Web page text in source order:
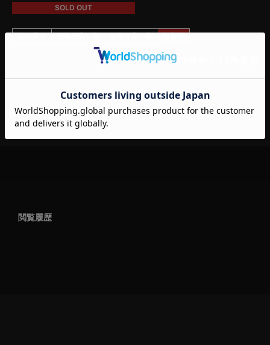
SOLD OUT
閲覧履歴